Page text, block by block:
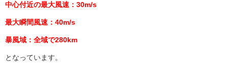
中心付近の最大風速：30m/s
最大瞬間風速：40m/s
暴風域：全域で280km
となっています。